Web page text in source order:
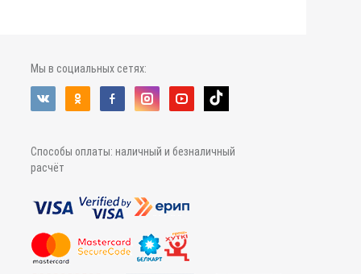
Мы в социальных сетях:
Способы оплаты: наличный и безналичный
расчёт